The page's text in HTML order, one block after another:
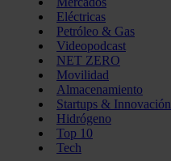
Eléctricas
Petróleo & Gas
Videopodcast
NET ZERO
Movilidad
Almacenamiento
Startups & Innovación
Hidrógeno
Top 10
Tech